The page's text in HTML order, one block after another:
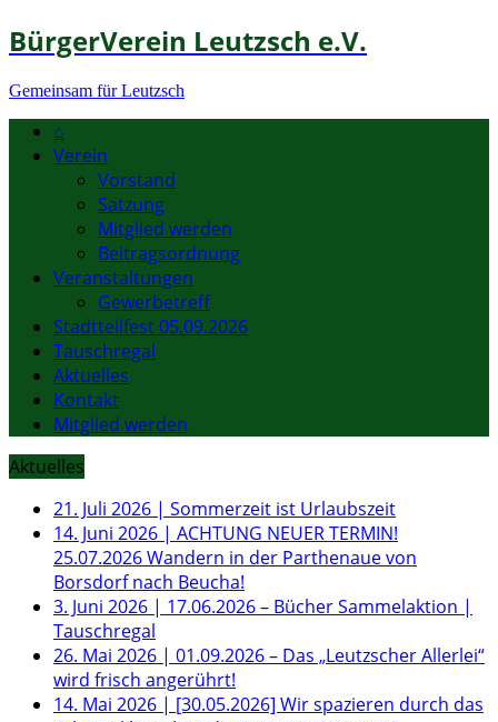
BürgerVerein Leutzsch e.V.
Gemeinsam für Leutzsch
⌂
Verein
Vorstand
Satzung
Mitglied werden
Beitragsordnung
Veranstaltungen
Gewerbetreff
Stadtteilfest 05.09.2026
Tauschregal
Aktuelles
Kontakt
Mitglied werden
Aktuelles
21. Juli 2026 | Sommerzeit ist Urlaubszeit
14. Juni 2026 | ACHTUNG NEUER TERMIN!
25.07.2026 Wandern in der Parthenaue von
Borsdorf nach Beucha!
3. Juni 2026 | 17.06.2026 – Bücher Sammelaktion |
Tauschregal
26. Mai 2026 | 01.09.2026 – Das „Leutzscher Allerlei“
wird frisch angerührt!
14. Mai 2026 | [30.05.2026] Wir spazieren durch das